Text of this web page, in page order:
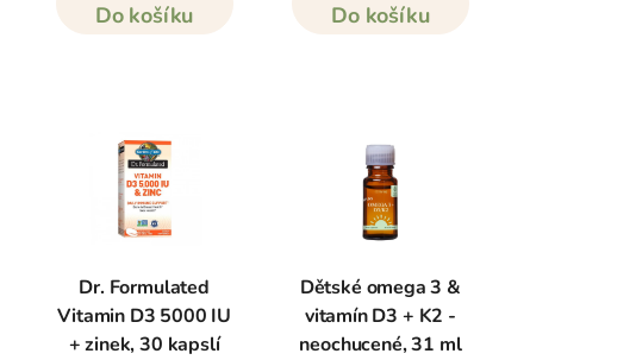
Do košíku Do košíku
Dr. Formulated
Vitamin D3 5000 IU
+ zinek, 30 kapslí
Dětské omega 3 &
vitamín D3 + K2 -
neochucené, 31 ml